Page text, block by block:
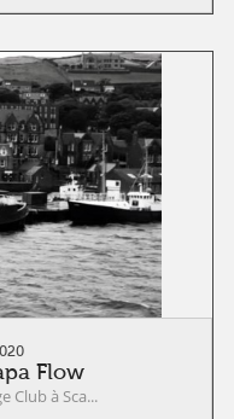
Flow
Club à Sca...